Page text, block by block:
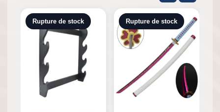
Rupture de stock Rupture de stock